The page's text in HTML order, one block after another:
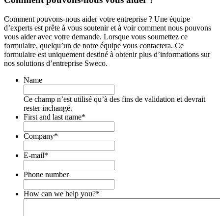
Comment pouvons-nous aider votre entreprise ? Une équipe
d’experts est prête à vous soutenir et à voir comment nous pouvons
vous aider avec votre demande. Lorsque vous soumettez ce
formulaire, quelqu’un de notre équipe vous contactera. Ce
formulaire est uniquement destiné à obtenir plus d’informations sur
nos solutions d’entreprise Sweco.
Name
Ce champ n’est utilisé qu’à des fins de validation et devrait
rester inchangé.
First and last name*
Company*
E-mail*
Phone number
How can we help you?*